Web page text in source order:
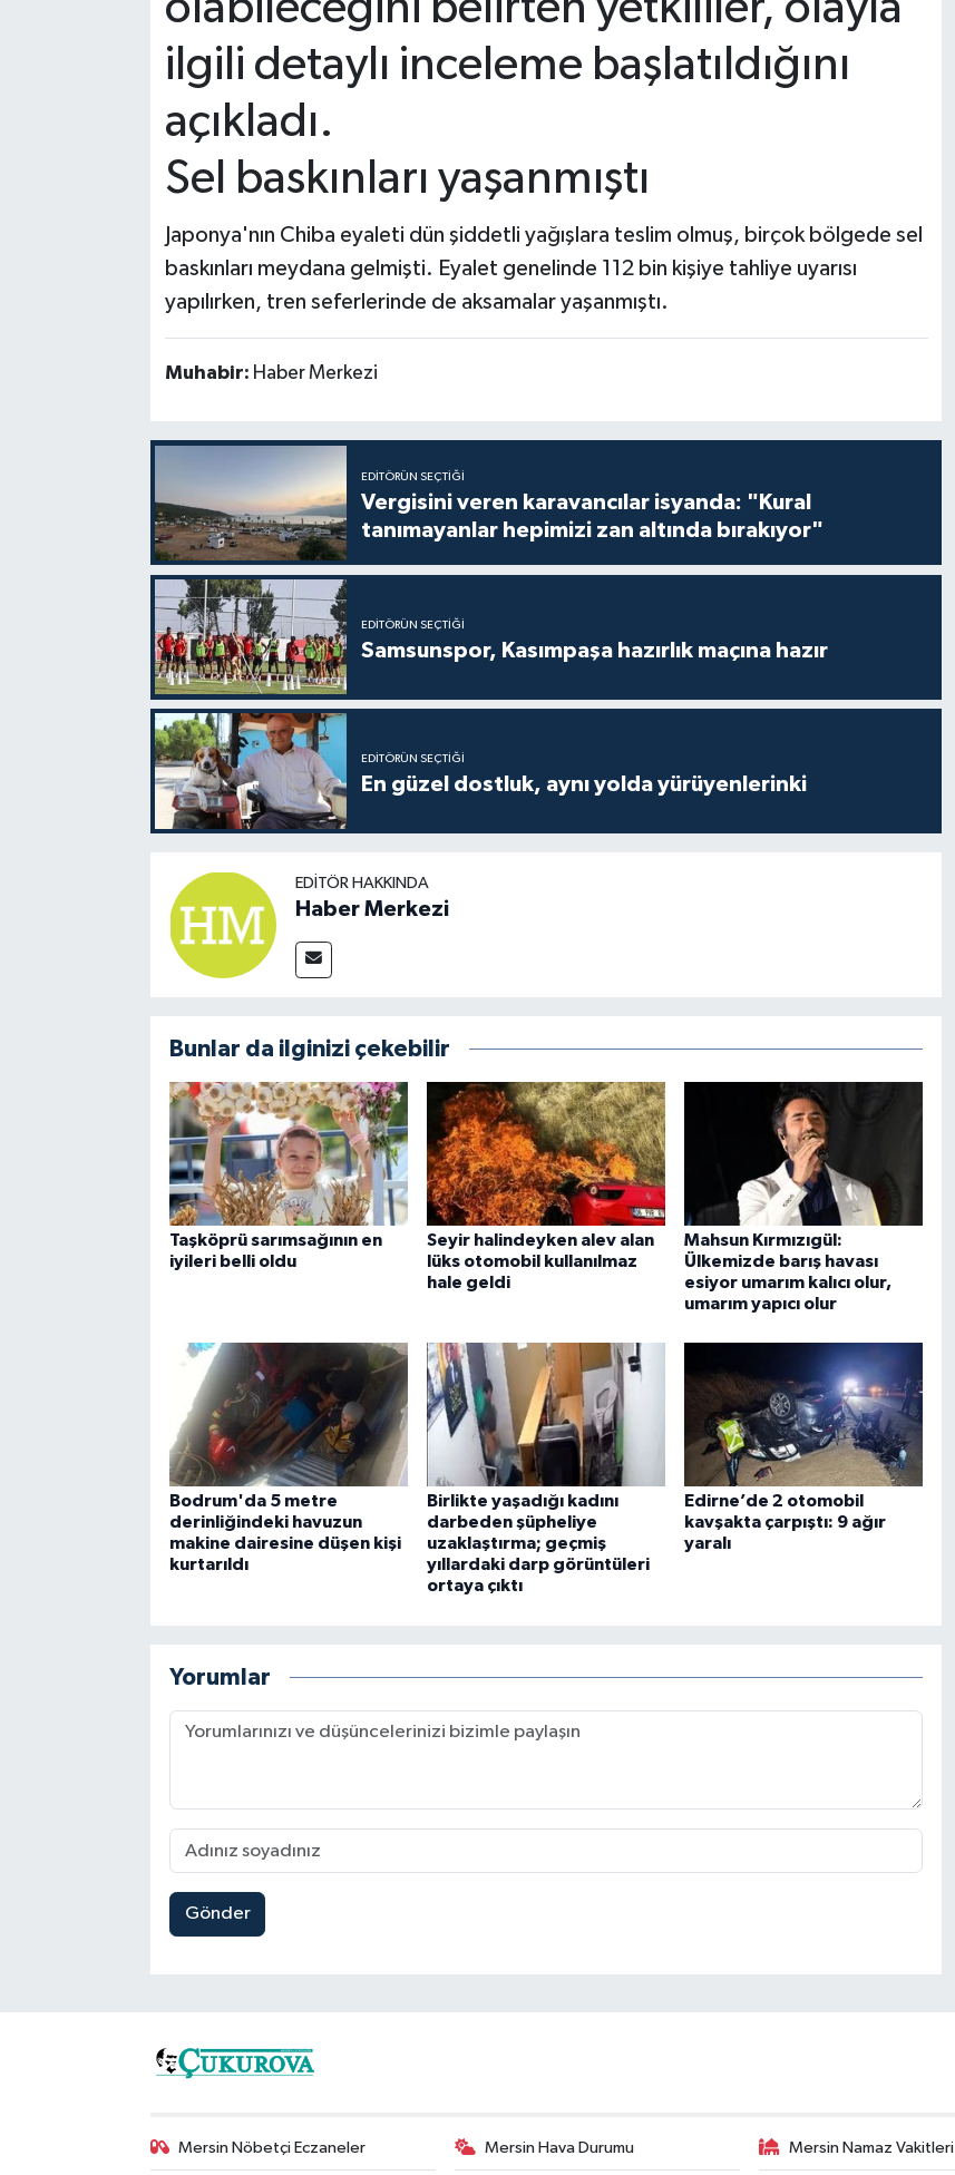
ilgili detaylı inceleme başlatıldığını
açıkladı.
Sel baskınları yaşanmıştı
Japonya'nın Chiba eyaleti dün şiddetli yağışlara teslim olmuş, birçok bölgede sel
baskınları meydana gelmişti. Eyalet genelinde 112 bin kişiye tahliye uyarısı
yapılırken, tren seferlerinde de aksamalar yaşanmıştı.
Muhabir: Haber Merkezi
EDITÖRÜN SEÇTIĞI
Vergisini veren karavancılar isyanda: "Kural
tanımayanlar hepimizi zan altında bırakıyor"
EDITÖRÜN SEÇTIĞI
Samsunspor, Kasımpaşa hazırlık maçına hazır
EDITÖRÜN SEÇTIĞI
En güzel dostluk, aynı yolda yürüyenlerinki
EDITÖR HAKKINDA
Haber Merkezi
Bunlar da ilginizi çekebilir
Taşköprü sarımsağının en
iyileri belli oldu
Seyir halindeyken alev alan
lüks otomobil kullanılmaz
hale geldi
Mahsun Kırmızıgül:
Ülkemizde barış havası
esiyor umarım kalıcı olur,
umarım yapıcı olur
Bodrum'da 5 metre
derinliğindeki havuzun
makine dairesine düşen kişi
kurtarıldı
Birlikte yaşadığı kadını
darbeden şüpheliye
uzaklaştırma; geçmiş
yıllardaki darp görüntüleri
ortaya çıktı
Edirne’de 2 otomobil
kavşakta çarpıştı: 9 ağır
yaralı
Yorumlar
Gönder
Mersin Nöbetçi Eczaneler Mersin Hava Durumu Mersin Namaz Vakitleri